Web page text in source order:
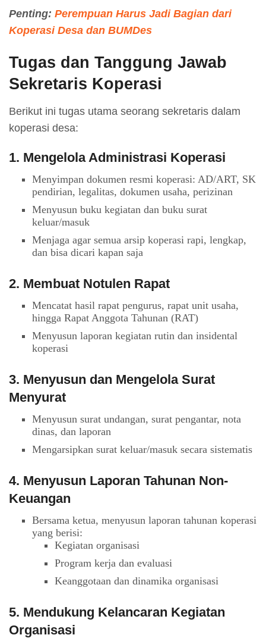
Penting: Perempuan Harus Jadi Bagian dari
Koperasi Desa dan BUMDes
Tugas dan Tanggung Jawab
Sekretaris Koperasi
Berikut ini tugas utama seorang sekretaris dalam
koperasi desa:
1. Mengelola Administrasi Koperasi
Menyimpan dokumen resmi koperasi: AD/ART, SK
pendirian, legalitas, dokumen usaha, perizinan
Menyusun buku kegiatan dan buku surat
keluar/masuk
Menjaga agar semua arsip koperasi rapi, lengkap,
dan bisa dicari kapan saja
2. Membuat Notulen Rapat
Mencatat hasil rapat pengurus, rapat unit usaha,
hingga Rapat Anggota Tahunan (RAT)
Menyusun laporan kegiatan rutin dan insidental
koperasi
3. Menyusun dan Mengelola Surat
Menyurat
Menyusun surat undangan, surat pengantar, nota
dinas, dan laporan
Mengarsipkan surat keluar/masuk secara sistematis
4. Menyusun Laporan Tahunan Non-
Keuangan
Bersama ketua, menyusun laporan tahunan koperasi
yang berisi:
Kegiatan organisasi
Program kerja dan evaluasi
Keanggotaan dan dinamika organisasi
5. Mendukung Kelancaran Kegiatan
Organisasi